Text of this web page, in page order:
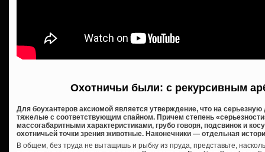
Охотничьи были: с рекурсивным
Для боухантеров аксиомой является утверждение, что на
тяжелые с соответствующим спайном. Причем степень
массогабаритными характеристиками, грубо говоря, подсвинок и
охотничьей точки зрения животные. Наконечники — отдельная
В общем, без труда не вытащишь и рыбку из пруда, представьте,